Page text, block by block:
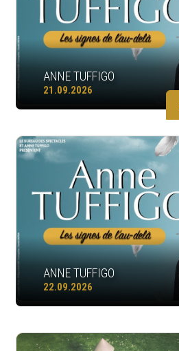
ANNE TUFFIGO
21.09.2026
ANNE TUFFIGO
22.09.2026